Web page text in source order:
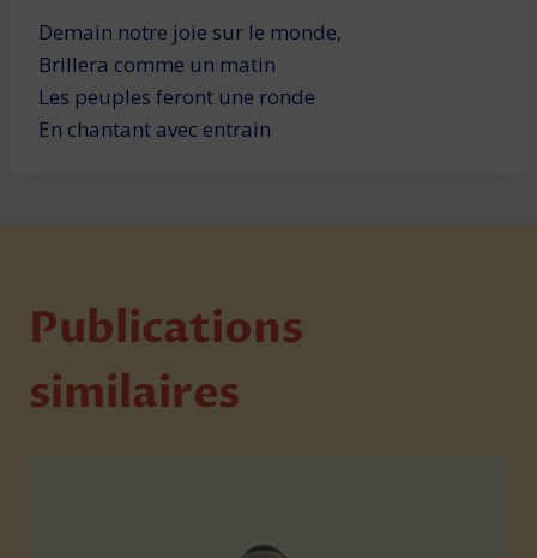
Demain notre joie sur le monde,
Brillera comme un matin
Les peuples feront une ronde
En chantant avec entrain
Publications
similaires